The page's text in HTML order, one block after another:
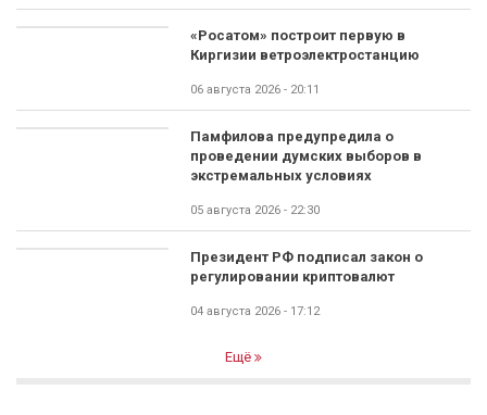
«Росатом» построит первую в
Киргизии ветроэлектростанцию
06 августа 2026 - 20:11
Памфилова предупредила о
проведении думских выборов в
экстремальных условиях
05 августа 2026 - 22:30
Президент РФ подписал закон о
регулировании криптовалют
04 августа 2026 - 17:12
Ещё